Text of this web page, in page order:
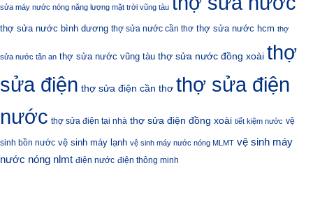
sửa máy nước nóng năng lượng mặt trời vũng tàu
thợ sửa nước bình dương thợ sửa nước cần thơ thợ sửa nước hcm thợ
sửa nước tân an thợ sửa nước vũng tàu thợ sửa nước đồng xoài thợ
sửa điện thợ sửa điện cần thơ thợ sửa điện
nước thợ sửa điện tại nhà thợ sửa điện đồng xoài tiết kiệm nước vệ
sinh bồn nước vệ sinh máy lạnh vệ sinh máy nước nóng MLMT vệ sinh máy
nước nóng nlmt điện nước điện thông minh